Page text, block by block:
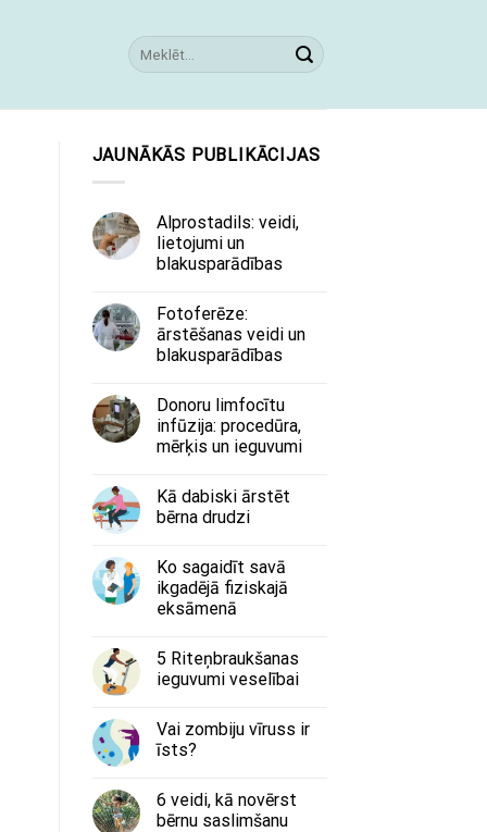
JAUNĀKĀS PUBLIKĀCIJAS
Alprostadils: veidi,
lietojumi un
blakusparādības
Fotoferēze:
ārstēšanas veidi un
blakusparādības
Donoru limfocītu
infūzija: procedūra,
mērķis un ieguvumi
Kā dabiski ārstēt
bērna drudzi
Ko sagaidīt savā
ikgadējā fiziskajā
eksāmenā
5 Riteņbraukšanas
ieguvumi veselībai
Vai zombiju vīruss ir
īsts?
6 veidi, kā novērst
bērnu saslimšanu